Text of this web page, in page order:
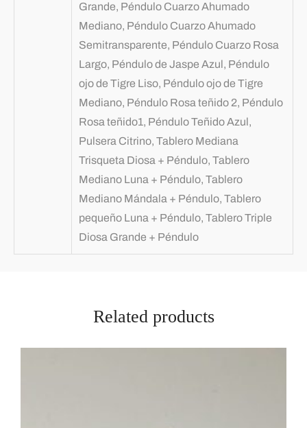
Grande, Péndulo Cuarzo Ahumado
Mediano, Péndulo Cuarzo Ahumado
Semitransparente, Péndulo Cuarzo Rosa
Largo, Péndulo de Jaspe Azul, Péndulo
ojo de Tigre Liso, Péndulo ojo de Tigre
Mediano, Péndulo Rosa teñido 2, Péndulo
Rosa teñido1, Péndulo Teñido Azul,
Pulsera Citrino, Tablero Mediana
Trisqueta Diosa + Péndulo, Tablero
Mediano Luna + Péndulo, Tablero
Mediano Mándala + Péndulo, Tablero
pequeño Luna + Péndulo, Tablero Triple
Diosa Grande + Péndulo
Related products